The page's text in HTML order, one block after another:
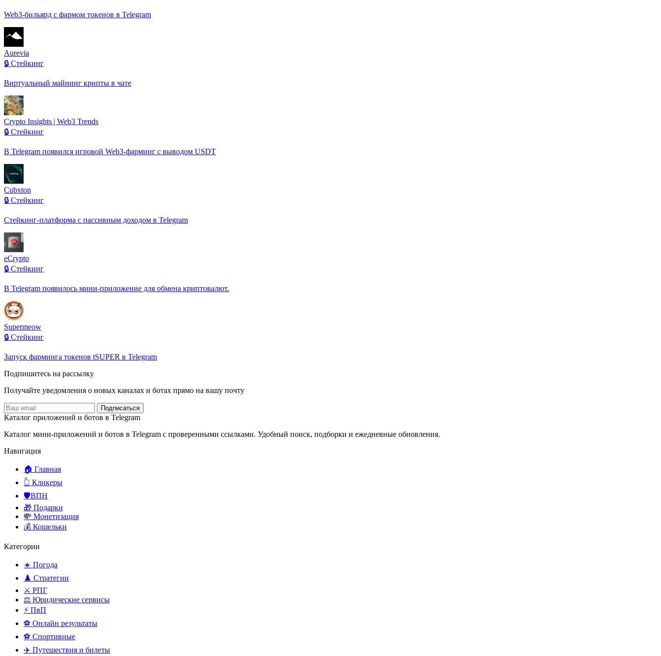
Web3-бильярд с фармом токенов в Telegram
Aurevia
🔒 Стейкинг
Виртуальный майнинг крипты в чате
Crypto Insights | Web3 Trends
🔒 Стейкинг
В Telegram появился игровой Web3-фарминг с выводом USDT
Cubxton
🔒 Стейкинг
Стейкинг-платформа с пассивным доходом в Telegram
eCrypto
🔒 Стейкинг
В Telegram появилось мини-приложение для обмена криптовалют.
Supermeow
🔒 Стейкинг
Запуск фарминга токенов tSUPER в Telegram
Подпишитесь на рассылку
Получайте уведомления о новых каналах и ботаx прямо на вашу почту
Подписаться
Каталог приложений и ботов в Telegram
Каталог мини-приложений и ботов в Telegram с проверенными ссылками. Удобный поиск, подборки и ежедневные обновления.
Навигация
🏠 Главная
👆 Кликеры
🛡️ВПН
🎁 Подарки
💸 Монетизация
💰 Кошельки
Категории
☀️ Погода
♟️ Стратегии
⚔️ РПГ
⚖️ Юридические сервисы
⚡ ПвП
⚽ Онлайн результаты
⚽ Спортивные
✈️ Путешествия и билеты